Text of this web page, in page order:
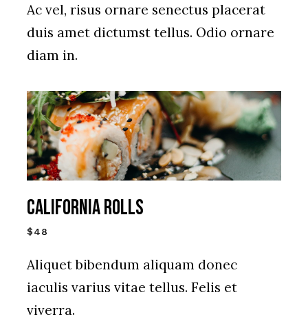
Ac vel, risus ornare senectus placerat
duis amet dictumst tellus. Odio ornare
diam in.
CALIFORNIA ROLLS
$48
Aliquet bibendum aliquam donec
iaculis varius vitae tellus. Felis et
viverra.